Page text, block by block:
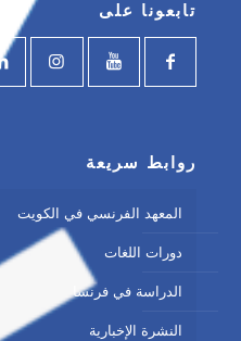
تابعونا على
روابط سريعة
المعهد الفرنسي في الكويت
دورات اللغات
الدراسة في فرنسا
النشرة الإخبارية